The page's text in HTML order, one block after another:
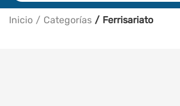
Inicio Categorías Ferrisariato